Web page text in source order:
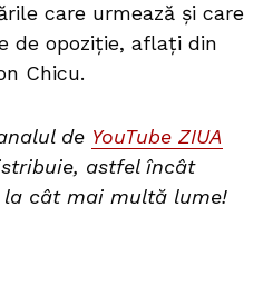
care urmează și care
de opoziție, aflați din
Chicu.
de YouTube ZIUA
astfel încât
la cât mai multă lume!